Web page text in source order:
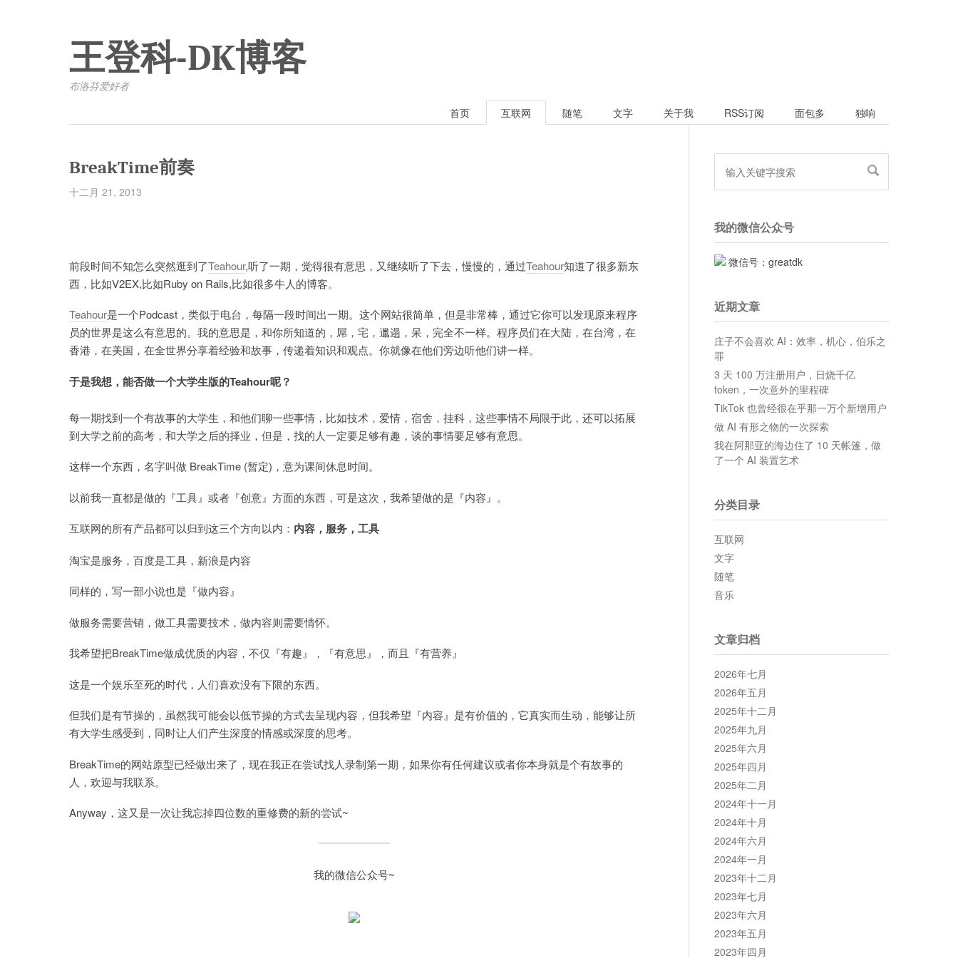
王登科-DK博客
布洛芬爱好者
首页
互联网 随笔 文字 关于我 RSS订阅 面包多 独响
BreakTime前奏
十二月 21, 2013
前段时间不知怎么突然逛到了Teahour,听了一期，觉得很有意思，又继续听了下去，慢慢的，通过Teahour知道了很多新东
西，比如V2EX,比如Ruby on Rails,比如很多牛人的博客。
Teahour是一个Podcast，类似于电台，每隔一段时间出一期。这个网站很简单，但是非常棒，通过它你可以发现原来程序
员的世界是这么有意思的。我的意思是，和你所知道的，屌，宅，邋遢，呆，完全不一样。程序员们在大陆，在台湾，在
香港，在美国，在全世界分享着经验和故事，传递着知识和观点。你就像在他们旁边听他们讲一样。
于是我想，能否做一个大学生版的Teahour呢？
每一期找到一个有故事的大学生，和他们聊一些事情，比如技术，爱情，宿舍，挂科，这些事情不局限于此，还可以拓展
到大学之前的高考，和大学之后的择业，但是，找的人一定要足够有趣，谈的事情要足够有意思。
这样一个东西，名字叫做 BreakTime (暂定)，意为课间休息时间。
以前我一直都是做的『工具』或者『创意』方面的东西，可是这次，我希望做的是『内容』。
互联网的所有产品都可以归到这三个方向以内： 内容，服务，工具
淘宝是服务，百度是工具，新浪是内容
同样的，写一部小说也是『做内容』
做服务需要营销，做工具需要技术，做内容则需要情怀。
我希望把BreakTime做成优质的内容，不仅『有趣』，『有意思』，而且『有营养』
这是一个娱乐至死的时代，人们喜欢没有下限的东西。
但我们是有节操的，虽然我可能会以低节操的方式去呈现内容，但我希望『内容』是有价值的，它真实而生动，能够让所
有大学生感受到，同时让人们产生深度的情感或深度的思考。
BreakTime的网站原型已经做出来了，现在我正在尝试找人录制第一期，如果你有任何建议或者你本身就是个有故事的
人，欢迎与我联系。
Anyway，这又是一次让我忘掉四位数的重修费的新的尝试~
我的微信公众号~
我的微信公众号
微信号：greatdk
近期文章
庄子不会喜欢 AI：效率，机心，伯乐之
罪
3 天 100 万注册用户，日烧千亿
token，一次意外的里程碑
TikTok 也曾经很在乎那一万个新增用户
做 AI 有形之物的一次探索
我在阿那亚的海边住了 10 天帐篷，做
了一个 AI 装置艺术
分类目录
互联网
文字
随笔
音乐
文章归档
2026年七月
2026年五月
2025年十二月
2025年九月
2025年六月
2025年四月
2025年二月
2024年十一月
2024年十月
2024年六月
2024年一月
2023年十二月
2023年七月
2023年六月
2023年五月
2023年四月